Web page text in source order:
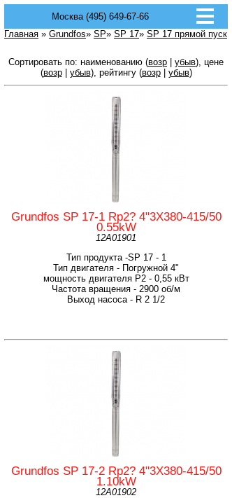
Москва (495) 649-67-66
Главная » Grundfos» SP» SP 17» SP 17 прямой пуск
Сортировать по: наименованию (возр убыв), цене
(возр| убыв), рейтингу (возр| убыв)
Grundfos SP 17-1 Rp2? 4"3X380-415/50
0.55kW
12A01901
Тип продукта -SP 17 - 1
Тип двигателя - Погружной 4"
мощность двигателя Р2 - 0,55 кВт
Частота вращения - 2900 об/м
Выход насоса - R 2 1/2
Grundfos SP 17-2 Rp2? 4"3X380-415/50
1.10kW
12A01902